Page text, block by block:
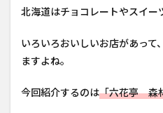
北海道はチョコレートやスイ
いろいろおいしいお店があって
ますよね。
今回紹介するのは「六花亭 森